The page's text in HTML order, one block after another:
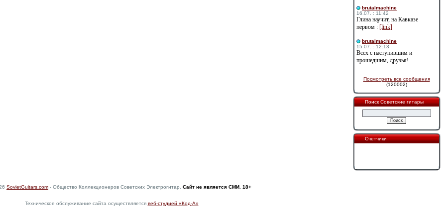
brutalmachine
16.07. : 11:42
Глина научит, на Кавказе
первом : [link]
brutalmachine
15.07. : 12:13
Всех с наступившим и
прошедшим, друзья!
Посмотреть все сообщения
(120002)
Поиск Советские гитары
Счетчики
SovietGuitars.com - Общество Коллекционеров Советских Электрогитар. Сайт не является СМИ. 18+
Техническое обслуживание сайта осуществляется веб-студией «Код-А»